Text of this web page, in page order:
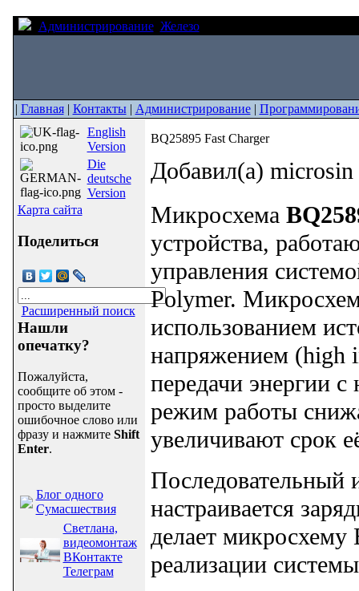
Администрирование Железо
| Главная| Контакты| Администрирование|
English
Version
Die
deutsche
Version
Карта сайта
Поделиться
Расширенный поиск
Нашли
опечатку?
Пожалуйста,
сообщите об этом -
просто выделите
ошибочное слово или
фразу и нажмите Shift
Enter.
Блог одного
Сумасшествия
Светлана,
видеомонтаж
ВКонтакте
Телеграм
BQ25895 Fast Charger
Добавил(а) microsin
Микросхема
устройства,
управления
Polymer.
использованием
напряжением (high
передачи энергии
режим работы
увеличивают срок
Последовательный
настраивается
делает
реализации